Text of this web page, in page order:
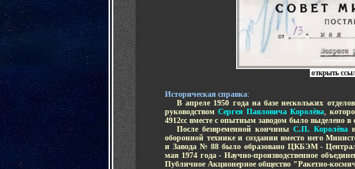
открыть
Историческая справка:
В апреле 1950 года на базе нескольких
руководством Сергея Павловича Королёва
4912сс вместе с опытным заводом было выделено
После безвременной кончины С.П. Королёва
оборонной технике и создании вместо него
и Завода № 88 было образовано ЦКБЭМ -
мая 1974 года- Научно-производственное
Публичное Акционерное общество "Ракетно-